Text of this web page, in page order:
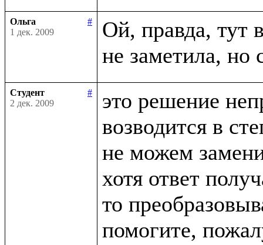
Ольга
#
1 дек. 2009
Ой, правда, тут
Студент
#
2 дек. 2009
это решение
возводится в
не можем
хотя ответ
то
помогите,